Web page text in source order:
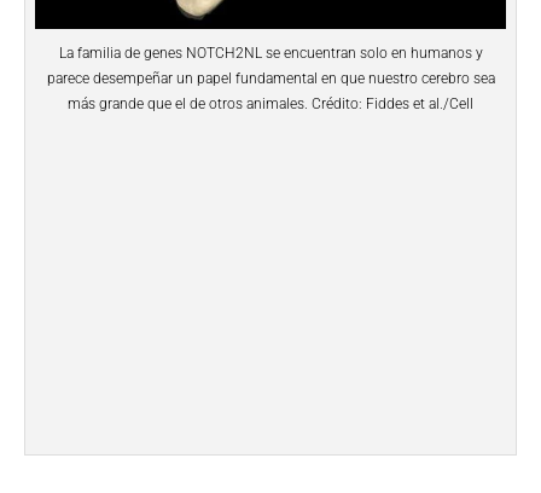
La familia de genes NOTCH2NL se encuentran solo en humanos y
parece desempeñar un papel fundamental en que nuestro cerebro sea
más grande que el de otros animales. Crédito: Fiddes et al./Cell